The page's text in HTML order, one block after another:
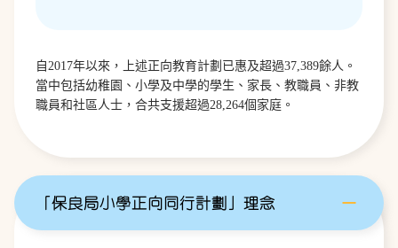
自2017年以來，上述正向教育計劃已惠及超過37,389餘人。
當中包括幼稚園、小學及中學的學生、家長、教職員、非教
職員和社區人士，合共支援超過28,264個家庭。
「保良局小學正向同行計劃」理念